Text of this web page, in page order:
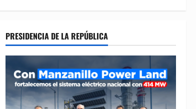
PRESIDENCIA DE LA REPÚBLICA